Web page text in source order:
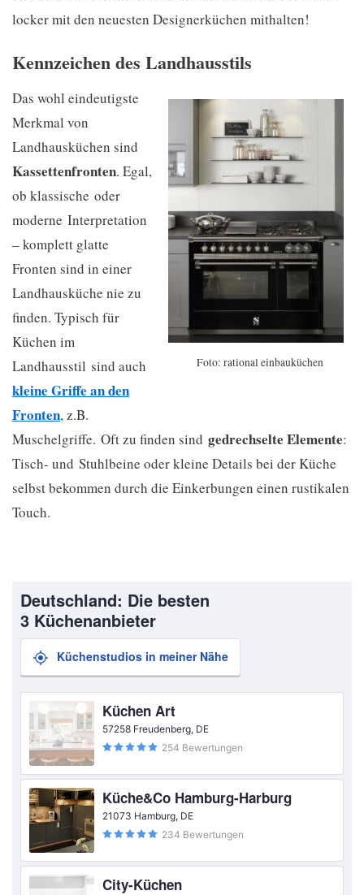
locker mit den neuesten Designerküchen mithalten!
Kennzeichen des Landhausstils
Foto: rational einbauküchen
Das wohl eindeutigste
Merkmal von
Landhausküchen sind
Kassettenfronten. Egal,
ob klassische oder
moderne Interpretation
– komplett glatte
Fronten sind in einer
Landhausküche nie zu
finden. Typisch für
Küchen im
Landhausstil sind auch
kleine Griffe an den
Fronten, z.B.
Muschelgriffe. Oft zu finden sind gedrechselte Elemente:
Tisch- und Stuhlbeine oder kleine Details bei der Küche
selbst bekommen durch die Einkerbungen einen rustikalen
Touch.
Deutschland: Die besten
3 Küchenanbieter
Küchenstudios in meiner Nähe
Küchen Art
57258 Freudenberg, DE
254 Bewertungen
Küche&Co Hamburg-Harburg
21073 Hamburg, DE
234 Bewertungen
City-Küchen